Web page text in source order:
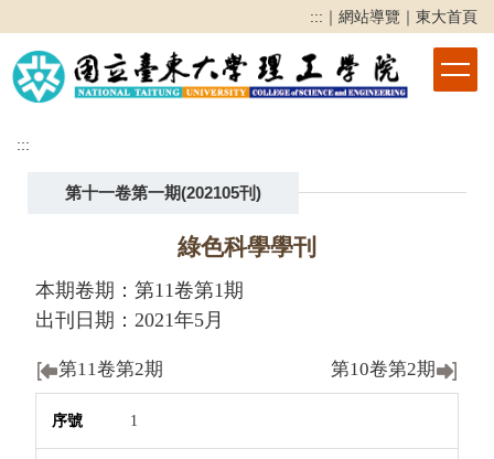
到
主
要
區
::: ｜ 網站導覽 ｜ 東大首頁
:::
第十一卷第一期(202105刊)
綠色科學學刊
本期卷期：第11卷第1期
出刊日期：2021年5月
第11卷第2期 第10卷第2期
序號 篇名
1